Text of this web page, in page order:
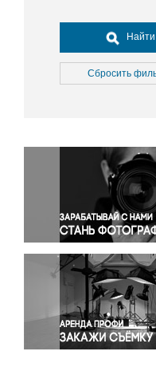
Досуг, туризм и
Культура
Медицина
Окружающая
Политика
Правосудие
Происшествия и
Религия
Светская жизнь
Спорт
Экология
Экономика и
Найти
Сбросить